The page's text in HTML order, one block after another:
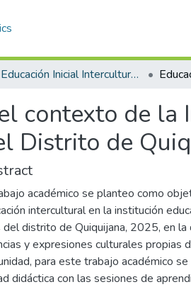
Educación Inicial Intercultural Bilingüe
contexto de la
Distrito de
académico se planteo como
intercultural en la institución
del distrito de Quiquijana, 2025, en la
y expresiones culturales propias
para este trabajo académico
didáctica con las sesiones de